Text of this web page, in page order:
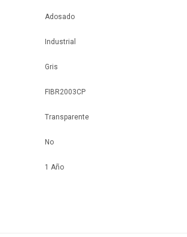
Adosado
Industrial
Gris
FIBR2003CP
Transparente
No
1 Año